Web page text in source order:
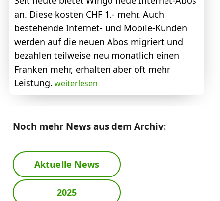
an. Diese kosten CHF 1.- mehr. Auch
bestehende Internet- und Mobile-Kunden
werden auf die neuen Abos migriert und
bezahlen teilweise neu monatlich einen
Franken mehr, erhalten aber oft mehr
Leistung. weiterlesen
Noch mehr News aus dem Archiv:
Aktuelle News
2025